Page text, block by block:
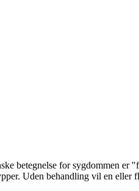
betegnelse for sygdommen
Uden behandling vil en